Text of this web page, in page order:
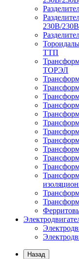
230В/230В
ТТП
ТОРЭЛ
Назад